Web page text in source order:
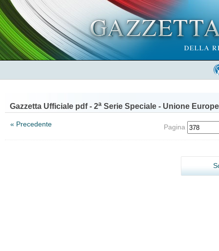
Gazzetta Ufficiale pdf - 2a Serie Speciale - Unione
« Precedente Pagina